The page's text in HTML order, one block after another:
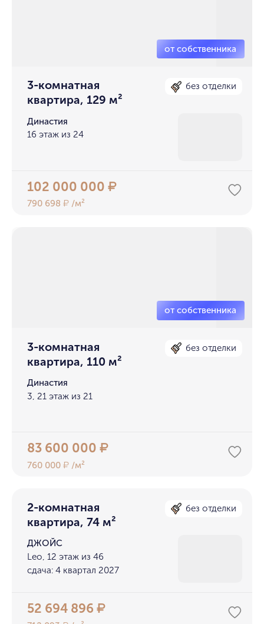
3-комнатная
квартира, 129 м²
без отделки
Династия
16 этаж из 24
102 000 000₽
790 698₽ /м²
3-комнатная
квартира, 110 м²
без отделки
Династия
3, 21 этаж из 21
83 600 000₽
760 000₽ /м²
2-комнатная
квартира, 74 м²
без отделки
ДЖОЙС
Leo, 12 этаж из 46
сдача: 4 квартал 2027
52 694 896₽